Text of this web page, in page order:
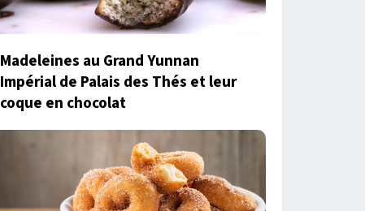
Madeleines au Grand Yunnan
Impérial de Palais des Thés et leur
coque en chocolat